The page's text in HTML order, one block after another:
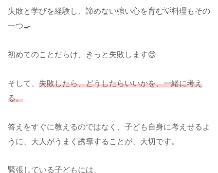
失敗と学びを経験し、諦めない強い心を育む💡料理もその
一つ🍳
初めてのことだらけ、きっと失敗します😊
そして、 失敗したら、どうしたらいいかを、一緒に考え
る。
答えをすぐに教えるのではなく、子ども自身に考えせるよ
うに、大人がうまく誘導することが、大切です。
緊張している子どもには、